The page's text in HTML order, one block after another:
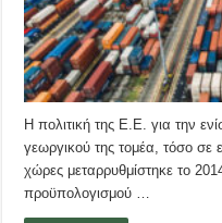
Η πολιτική της Ε.Ε. για την
γεωργικού της τομέα, τόσο σε
χώρες μεταρρυθμίστηκε το
προϋπολογισμού …